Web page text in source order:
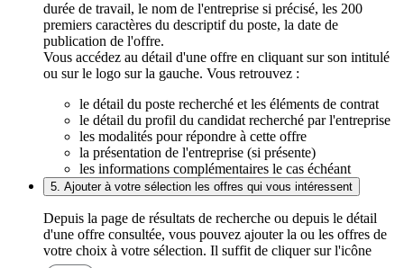
durée de travail, le nom de l'entreprise si précisé, les 200
premiers caractères du descriptif du poste, la date de
publication de l'offre.
Vous accédez au détail d'une offre en cliquant sur son intitulé
ou sur le logo sur la gauche. Vous retrouvez :
le détail du poste recherché et les éléments de contrat
le détail du profil du candidat recherché par l'entreprise
les modalités pour répondre à cette offre
la présentation de l'entreprise (si présente)
les informations complémentaires le cas échéant
5. Ajouter à votre sélection les offres qui vous intéressent
Depuis la page de résultats de recherche ou depuis le détail
d'une offre consultée, vous pouvez ajouter la ou les offres de
votre choix à votre sélection. Il suffit de cliquer sur l'icône